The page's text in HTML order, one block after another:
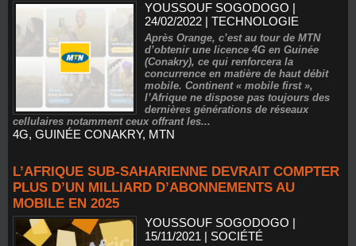
YOUSSOUF SOGODOGO |
24/02/2022 |TECHNOLOGIE
Après Orange, c’est au tour de MTN
d’obtenir une licence 4G en Guinée
(Conakry), ce qui renforcera la
concurrence en matière de haut débit
mobile. Continent « mobile first »,
l’Afrique ne dispose pas toujours des
dernières générations de réseaux
cellulaires notamment ceux offrant les...
4G, GUINÉE CONAKRY, MTN
​L’AFRIQUE SUB-SAHARIENNE DEVRAIT COMPTER
PLUS D’UN MILLIARD D’ABONNEMENTS AU
MOBILE EN 2025
YOUSSOUF SOGODOGO |
15/11/2021 | SOCIÉTÉ